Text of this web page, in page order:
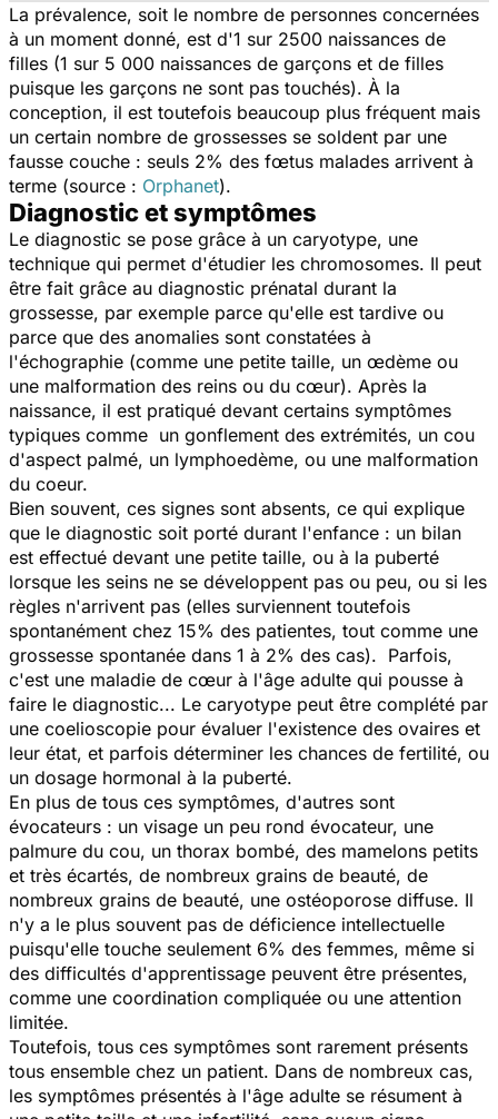
La prévalence, soit le nombre de personnes concernées
à un moment donné, est d'1 sur 2500 naissances de
filles (1 sur 5 000 naissances de garçons et de filles
puisque les garçons ne sont pas touchés). À la
conception, il est toutefois beaucoup plus fréquent mais
un certain nombre de grossesses se soldent par une
fausse couche : seuls 2% des fœtus malades arrivent à
terme (source : Orphanet).
Diagnostic et symptômes
Le diagnostic se pose grâce à un caryotype, une
technique qui permet d'étudier les chromosomes. Il peut
être fait grâce au diagnostic prénatal durant la
grossesse, par exemple parce qu'elle est tardive ou
parce que des anomalies sont constatées à
l'échographie (comme une petite taille, un œdème ou
une malformation des reins ou du cœur). Après la
naissance, il est pratiqué devant certains symptômes
typiques comme un gonflement des extrémités, un cou
d'aspect palmé, un lymphoedème, ou une malformation
du coeur.
Bien souvent, ces signes sont absents, ce qui explique
que le diagnostic soit porté durant l'enfance : un bilan
est effectué devant une petite taille, ou à la puberté
lorsque les seins ne se développent pas ou peu, ou si les
règles n'arrivent pas (elles surviennent toutefois
spontanément chez 15% des patientes, tout comme une
grossesse spontanée dans 1 à 2% des cas). Parfois,
c'est une maladie de cœur à l'âge adulte qui pousse à
faire le diagnostic... Le caryotype peut être complété par
une coelioscopie pour évaluer l'existence des ovaires et
leur état, et parfois déterminer les chances de fertilité, ou
un dosage hormonal à la puberté.
En plus de tous ces symptômes, d'autres sont
évocateurs : un visage un peu rond évocateur, une
palmure du cou, un thorax bombé, des mamelons petits
et très écartés, de nombreux grains de beauté, de
nombreux grains de beauté, une ostéoporose diffuse. Il
n'y a le plus souvent pas de déficience intellectuelle
puisqu'elle touche seulement 6% des femmes, même si
des difficultés d'apprentissage peuvent être présentes,
comme une coordination compliquée ou une attention
limitée.
Toutefois, tous ces symptômes sont rarement présents
tous ensemble chez un patient. Dans de nombreux cas,
les symptômes présentés à l'âge adulte se résument à